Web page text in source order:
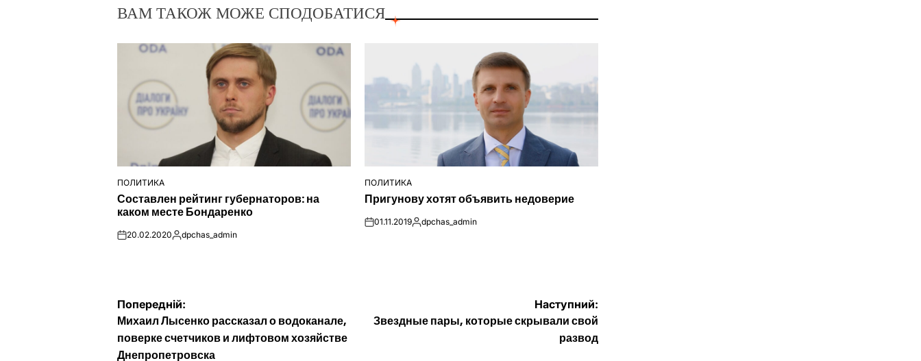
ВАМ ТАКОЖ МОЖЕ СПОДОБАТИСЯ
ОПУБЛІКУВАТИ
У
ПОЛИТИКА
Составлен рейтинг губернаторов: на
каком месте Бондаренко
on20.02.2020Опубліковано
dpchas_admin
ОПУБЛІКУВАТИ
ПОЛИТИКА
Пригунову хотят объявить недоверие
on01.11.2019Опубліковано
dpchas_admin
Навігація
записів
Попередній:
Михаил Лысенко рассказал о водоканале,
поверке счетчиков и лифтовом хозяйстве
Днепропетровска
Наступний:
Звездные пары, которые скрывали свой
развод